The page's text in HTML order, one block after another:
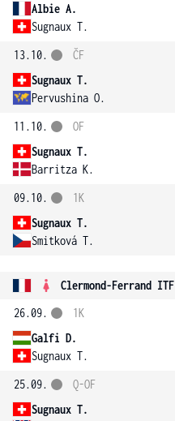
Albie A.
Sugnaux T.
13.10.
Sugnaux T.
Pervushina O.
ČF
11.10.
Sugnaux T.
Barritza K.
OF
09.10.
Sugnaux T.
Smitková T.
1K
Clermond-Ferrand ITF
26.09.
Galfi D.
Sugnaux T.
1K
25.09.
Sugnaux T.
Q-OF